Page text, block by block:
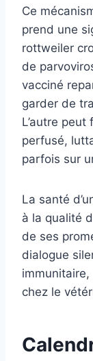
Ce
prend une
rottweiler
de
vacciné
garder de
L’autre peut
perfusé,
parfois sur
La santé
à la qualité
de ses
dialogue
chez le